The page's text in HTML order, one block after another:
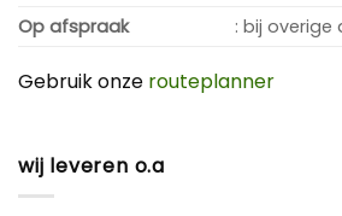
Op afspraak
: bij overige
Gebruik onze routeplanner
wij leveren o.a